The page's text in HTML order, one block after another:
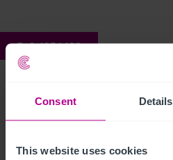
Consent Details
This website uses cookies
Ref:4256432
Description